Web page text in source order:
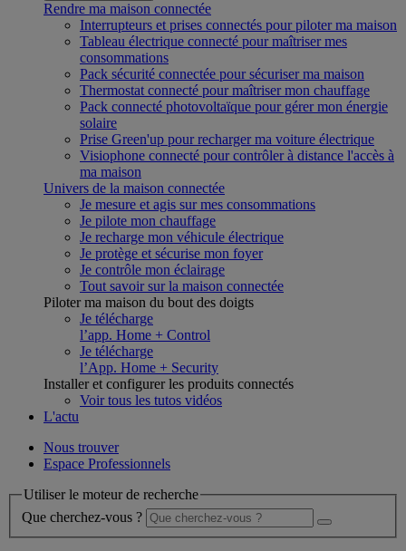
Rendre ma maison connectée
Interrupteurs et prises connectés pour piloter ma maison
Tableau électrique connecté pour maîtriser mes
consommations
Pack sécurité connectée pour sécuriser ma maison
Thermostat connecté pour maîtriser mon chauffage
Pack connecté photovoltaïque pour gérer mon énergie
solaire
Prise Green'up pour recharger ma voiture électrique
Visiophone connecté pour contrôler à distance l'accès à
ma maison
Univers de la maison connectée
Je mesure et agis sur mes consommations
Je pilote mon chauffage
Je recharge mon véhicule électrique
Je protège et sécurise mon foyer
Je contrôle mon éclairage
Tout savoir sur la maison connectée
Piloter ma maison du bout des doigts
Je télécharge
l’app. Home + Control
Je télécharge
l’App. Home + Security
Installer et configurer les produits connectés
Voir tous les tutos vidéos
L'actu
Nous trouver
Espace Professionnels
Utiliser le moteur de recherche
Que cherchez-vous ?